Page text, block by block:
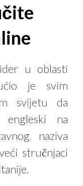
u oblasti
je svim
svijetu da
engleski na
naziva
stručnjaci